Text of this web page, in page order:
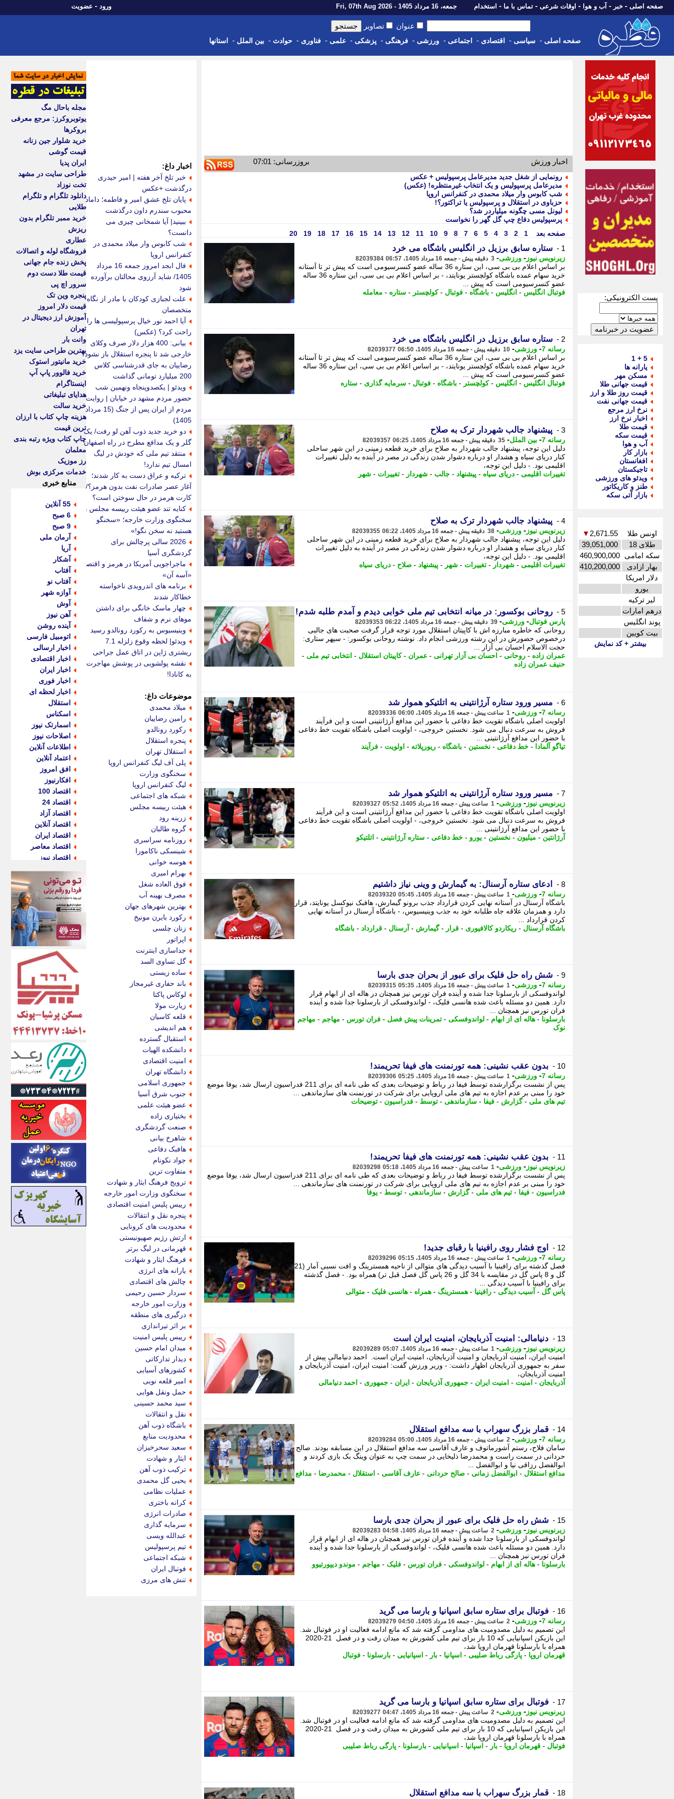
صفحه اصلی - خبر - آب و هوا - اوقات شرعی - تماس با ما - استخدام جمعه، 16 مرداد 1405 - Fri, 07th Aug 2026 ورود - عضویت
عنوان تصاویر
صفحه اصلی - سیاسی - اقتصادی - اجتماعی - ورزشی - فرهنگی - پزشکی - علمی - فناوری - حوادث - بین الملل - استانها
پست الکترونیکی:
5 + 1
یارانه ها
مسکن مهر
قیمت جهانی طلا
قیمت روز طلا و ارز
قیمت جهانی نفت
نرخ ارز مرجع
اخبار نرخ ارز
قیمت طلا
قیمت سکه
آب و هوا
بازار کار
افغانستان
تاجیکستان
ویدئو های ورزشی
طنز و کاریکاتور
بازار آتی سکه
اونس طلا 2,671.55
▼
طلای 18
39,051,000
سکه امامی 460,900,000
بهار ازادی
410,200,000
دلار امریکا
یورو
لیر ترکیه
درهم امارات
پوند انگلیس
بیت کویین
بیشتر + کد نمایش
اخبار ورزش بروزرسانی: 07:01
رونمایی از شغل جدید مدیرعامل پرسپولیس + عکس
مدیرعامل پرسپولیس و یک انتخاب غیرمنتظره! (عکس)
شب کابوس وار میلاد محمدی در کنفرانس اروپا
حزباوی در استقلال و پرسپولیس یا تراکتور؟!
لیونل مسی چگونه میلیاردر شد؟
پرسپولیس دفاع چپ گل گهر را نخواست
صفحه بعد
1
2
3
4
5
6
7
8
9
10
11
12
13
14
15
16
17
18
19
20
1 - ستاره سابق برزیل در انگلیس باشگاه می خرد
زیرنویس نیوز - ورزشی- 3 دقیقه پیش - جمعه 16 مرداد 1405، 06:57 82039384
بر اساس اعلام بی بی سی، این ستاره 36 ساله عضو کنسرسیومی است که پیش تر تا آستانه
خرید سهام عمده باشگاه کولچستر یونایتد، - بر اساس اعلام بی بی سی، این ستاره 36 ساله
عضو کنسرسیومی است که پیش ...
فوتبال انگلیس - انگلیس - باشگاه - فوتبال -کولچستر - ستاره - معامله
2 - ستاره سابق برزیل در انگلیس باشگاه می خرد
رسانه 7 - ورزشی- 10 دقیقه پیش - جمعه 16 مرداد 1405، 06:50 82039377
بر اساس اعلام بی بی سی، این ستاره 36 ساله عضو کنسرسیومی است که پیش تر تا آستانه
خرید سهام عمده باشگاه کولچستر یونایتد، - بر اساس اعلام بی بی سی، این ستاره 36 ساله
عضو کنسرسیومی است که پیش ...
فوتبال انگلیس - انگلیس -کولچستر - باشگاه - فوتبال - سرمایه گذاری - ستاره
3 - پیشنهاد جالب شهردار ترک به صلاح
رسانه 7 - بین الملل- 35 دقیقه پیش - جمعه 16 مرداد 1405، 06:25 82039357
دلیل این توجه، پیشنهاد جالب شهردار به صلاح برای خرید قطعه زمینی در این شهر ساحلی
کنار دریای سیاه و هشدار او درباره دشوار شدن زندگی در مصر در آینده به دلیل تغییرات
اقلیمی بود. - دلیل این توجه،
تغییرات اقلیمی - دریای سیاه - پیشنهاد - جالب - شهردار - تغییرات - شهر
4 - پیشنهاد جالب شهردار ترک به صلاح
زیرنویس نیوز - ورزشی- 38 دقیقه پیش - جمعه 16 مرداد 1405، 06:22 82039355
دلیل این توجه، پیشنهاد جالب شهردار به صلاح برای خرید قطعه زمینی در این شهر ساحلی
کنار دریای سیاه و هشدار او درباره دشوار شدن زندگی در مصر در آینده به دلیل تغییرات
اقلیمی بود. - دلیل این توجه،
تغییرات اقلیمی - شهردار - تغییرات - شهر - پیشنهاد - صلاح - دریای سیاه
5 - روحانی بوکسور: در میانه انتخابی تیم ملی خوابی دیدم و آمدم طلبه شدم!
پارس فوتبال- ورزشی- 39 دقیقه پیش - جمعه 16 مرداد 1405، 06:22 82039353
روحانی که خاطره مبارزه اش با کاپیتان استقلال مورد توجه قرار گرفت صحبت های جالبی
درخصوص حضورش در این رشته ورزشی انجام داد. نوشته روحانی بوکسور: - سپهر ستاری:
حجت الاسلام احسان بی آزار ...
عمران زاده - روحانی - احسان بی آزار تهرانی - عمران -کاپیتان استقلال - انتخابی تیم ملی -
حنیف عمران زاده
6 - مسیر ورود ستاره آرژانتینی به اتلتیکو هموار شد
رسانه 7 - ورزشی- 1 ساعت پیش - جمعه 16 مرداد 1405، 06:00 82039336
اولویت اصلی باشگاه تقویت خط دفاعی با حضور این مدافع آرژانتینی است و این فرآیند
فروش به سرعت دنبال می شود. نخستین خروجی، - اولویت اصلی باشگاه تقویت خط دفاعی
با حضور این مدافع آرژانتینی ...
تیاگو آلمادا - خط دفاعی - نخستین - باشگاه - ریورپلاته - اولویت - فرآیند
7 - مسیر ورود ستاره آرژانتینی به اتلتیکو هموار شد
زیرنویس نیوز - ورزشی- 1 ساعت پیش - جمعه 16 مرداد 1405، 05:52 82039327
اولویت اصلی باشگاه تقویت خط دفاعی با حضور این مدافع آرژانتینی است و این فرآیند
فروش به سرعت دنبال می شود. نخستین خروجی، - اولویت اصلی باشگاه تقویت خط دفاعی
با حضور این مدافع آرژانتینی ...
آرژانتین - میلیون - نخستین - یورو - خط دفاعی - ستاره آرژانتینی - اتلتیکو
8 - ادعای ستاره آرسنال: به گیمارش و وینی نیاز داشتیم
رسانه 7 - ورزشی- 1 ساعت پیش - جمعه 16 مرداد 1405، 05:45 82039320
باشگاه آرسنال در آستانه نهایی کردن قرارداد جذب برونو گیمارش، هافبک نیوکسل یونایتد، قرار
دارد و همزمان علاقه جاه طلبانه خود به جذب وینیسیوس، - باشگاه آرسنال در آستانه نهایی
کردن قرارداد ...
باشگاه آرسنال - ریکاردو کالافیوری - قرار -گیمارش - آرسنال - قرارداد - باشگاه
9 - شش راه حل فلیک برای عبور از بحران جدی بارسا
رسانه 7 - ورزشی- 1 ساعت پیش - جمعه 16 مرداد 1405، 05:35 82039315
لواندوفسکی از بارسلونا جدا شده و آینده فران تورس نیز همچنان در هاله ای از ابهام قرار
دارد. همین دو مسئله باعث شده هانسی فلیک، - لواندوفسکی از بارسلونا جدا شده و آینده
فران تورس نیز همچنان ...
بارسلونا - هاله ای از ابهام - لواندوفسکی - تمرینات پیش فصل - فران تورس - مهاجم - مهاجم
نوک
10 - بدون عقب نشینی: همه تورنمنت های فیفا تحریمند!
رسانه 7 - ورزشی- 1 ساعت پیش - جمعه 16 مرداد 1405، 05:25 82039306
پس از نشست برگزارشده توسط فیفا در رباط و توضیحات بعدی که طی نامه ای برای 211 فدراسیون ارسال شد، یوفا موضع
خود را مبنی بر عدم اجازه به تیم های ملی اروپایی برای شرکت در تورنمنت های سازماندهی ...
تیم های ملی -گزارش - فیفا - سازماندهی - توسط - فدراسیون - توضیحات
11 - بدون عقب نشینی: همه تورنمنت های فیفا تحریمند!
زیرنویس نیوز - ورزشی- 1 ساعت پیش - جمعه 16 مرداد 1405، 05:18 82039298
پس از نشست برگزارشده توسط فیفا در رباط و توضیحات بعدی که طی نامه ای برای 211 فدراسیون ارسال شد، یوفا موضع
خود را مبنی بر عدم اجازه به تیم های ملی اروپایی برای شرکت در تورنمنت های سازماندهی ...
فدراسیون - فیفا - تیم های ملی -گزارش - سازماندهی - توسط - یوفا
12 - اوج فشار روی رافینیا با رقبای جدید!
رسانه 7 - ورزشی- 1 ساعت پیش - جمعه 16 مرداد 1405، 05:15 82039296
فصل گذشته برای رافینیا با آسیب دیدگی های متوالی از ناحیه همسترینگ و افت نسبی آمار (21
گل و 8 پاس گل در مقایسه با 34 گل و 26 پاس گل فصل قبل تر) همراه بود. - فصل گذشته
برای رافینیا با آسیب دیدگی ...
پاس گل - آسیب دیدگی - رافینیا - همسترینگ - همراه - هانسی فلیک - متوالی
13 - دنیامالی: امنیت آذربایجان، امنیت ایران است
زیرنویس نیوز - ورزشی- 1 ساعت پیش - جمعه 16 مرداد 1405، 05:07 82039289
امنیت ایران، امنیت آذربایجان و امنیت آذربایجان، امنیت ایران است. احمد دنیامالی پیش از
سفر به جمهوری آذربایجان اظهار داشت: - وزیر ورزش گفت: امنیت ایران، امنیت آذربایجان و
امنیت آذربایجان،
آذربایجان - امنیت - امنیت ایران - جمهوری آذربایجان - ایران - جمهوری - احمد دنیامالی
14 - قمار بزرگ سهراب با سه مدافع استقلال
رسانه 7 - ورزشی- 2 ساعت پیش - جمعه 16 مرداد 1405، 05:00 82039284
سامان فلاح، رستم آشورماتوف و عارف آقاسی سه مدافع استقلال در این مسابقه بودند. صالح
حردانی در سمت راست و محمدرضا ذلیخایی در سمت چپ به عنوان وینگ بک بازی کردند و
ابوالفضل رزاقی نیا و ابوالفضل ...
مدافع استقلال - ابوالفضل زمانی - صالح حردانی - عارف آقاسی - استقلال - محمدرضا - مدافع
15 - شش راه حل فلیک برای عبور از بحران جدی بارسا
زیرنویس نیوز - ورزشی- 2 ساعت پیش - جمعه 16 مرداد 1405، 04:58 82039283
لواندوفسکی از بارسلونا جدا شده و آینده فران تورس نیز همچنان در هاله ای از ابهام قرار
دارد. همین دو مسئله باعث شده هانسی فلیک، - لواندوفسکی از بارسلونا جدا شده و آینده
فران تورس نیز همچنان ...
بارسلونا - هاله ای از ابهام - لواندوفسکی - فران تورس - فلیک - مهاجم - موندو دیپورتیوو
16 - فوتبال برای ستاره سابق اسپانیا و بارسا می گرید
رسانه 7 - ورزشی- 2 ساعت پیش - جمعه 16 مرداد 1405، 04:50 82039279
این تصمیم به دلیل مصدومیت های مداومی گرفته شد که مانع ادامه فعالیت او در فوتبال شد.
این بازیکن اسپانیایی که 10 بار برای تیم ملی کشورش به میدان رفت و در فصل 21-2020
همراه با بارسلونا قهرمان اروپا شد،
قهرمان اروپا - پارگی رباط صلیبی - اسپانیا - بار - اسپانیایی - بارسلونا - فوتبال
17 - فوتبال برای ستاره سابق اسپانیا و بارسا می گرید
زیرنویس نیوز - ورزشی- 2 ساعت پیش - جمعه 16 مرداد 1405، 04:47 82039277
این تصمیم به دلیل مصدومیت های مداومی گرفته شد که مانع ادامه فعالیت او در فوتبال شد.
این بازیکن اسپانیایی که 10 بار برای تیم ملی کشورش به میدان رفت و در فصل 21-2020
همراه با بارسلونا قهرمان اروپا شد،
فوتبال - قهرمان اروپا - بار - اسپانیا - اسپانیایی - بارسلونا - پارگی رباط صلیبی
18 - قمار بزرگ سهراب با سه مدافع استقلال
اخبار داغ:
خبر تلخ آخر هفته | امیر حیدری
درگذشت +عکس
پایان تلخ عشق امیر و فاطمه؛ داماد
محبوب سندرم داون درگذشت
ببینید| آیا شمخانی چیزی می
دانست؟
شب کابوس وار میلاد محمدی در
کنفرانس اروپا
فال ابجد امروز جمعه 16 مرداد
1405/ شاید آرزوی محالتان برآورده
شود
علت لجبازی کودکان با مادر از نگاه
متخصصان
آیا احمد نور خیال پرسپولیسی ها را
راحت کرد؟ (عکس)
بیانی: 400 هزار دلار صرف وکلای
خارجی شد تا پنجره استقلال باز نشود/
رضاییان به جای قدرشناسی کلاس
200 میلیارد تومانی گذاشت
ویدئو | یکصدوپنجاه ونهمین شب
حضور مردم مشهد در خیابان | روایت
مردم از ایران پس از جنگ (15 مرداد
1405)
دو خرید جدید ذوب آهن لو رفت/ یک
گلر و یک مدافع مطرح در راه اصفهان
منتقد تیم ملی که خودش در لیگ
امسال تیم ندارد!
ترکیه و عراق دست به کار شدند؛
آغاز عصر صادرات نفت بدون هرمز؟/
کارت هرمز در حال سوختن است؟
کنایه تند عضو هیئت رییسه مجلس به
سخنگوی وزارت خارجه؛ «سخنگو
هستید نه سخن نگو!»
2026 سالی پرچالش برای
گردشگری آسیا
ماجراجویی آمریکا در هرمز و اقتصاد
«آسه آن»
برنامه های اندرویدی ناخواسته
خطاکار شدند
چهار ماسک خانگی برای داشتن
موهای نرم و شفاف
وینیسیوس به رکورد رونالدو رسید
ویدئو| لحظه وقوع زلزله 7.1
ریشتری ژاپن در اتاق عمل جراحی
نقشه پولشویی در پوشش مهاجرت
به کانادا!
موضوعات داغ:
میلاد محمدی
رامین رضاییان
رکورد رونالدو
پنجره استقلال
استقلال تهران
پلی آف لیگ کنفرانس اروپا
سخنگوی وزارت
لیگ کنفرانس اروپا
شبکه های اجتماعی
هیئت رییسه مجلس
زرینه رود
گروه طالبان
روزنامه سراسری
شینسکی ناکامورا
هوسه خوانی
بهرام امیری
فوق العاده شغل
مصرف بهینه آب
بهترین شهرهای جهان
رکورد بایرن مونیخ
زنان چلسی
اپراتور
جداسازی اینترنت
گل تساوی السد
ساده زیستی
باند حفاری غیرمجاز
لوکاس پاکتا
زیارت مولا
قلعه کاسیان
هم اندیشی
استقبال گسترده
دانشکده الهیات
امنیت اقتصادی
دانشگاه تهران
جمهوری اسلامی
جنوب شرق آسیا
عضو هیئت علمی
بختیاری زاده
صنعت گردشگری
شاهرخ بیانی
هافبک دفاعی
جواد نکونام
متفاوت ترین
ترویج فرهنگ ایثار و شهادت
سخنگوی وزارت امور خارجه
رییس پلیس امنیت اقتصادی
پنجره نقل و انتقالات
محدودیت های کرونایی
ارتش رژیم صهیونیستی
قهرمانی در لیگ برتر
فرهنگ ایثار و شهادت
یارانه های انرژی
چالش های اقتصادی
سردار حسین رحیمی
وزارت امور خارجه
درگیری های منطقه
بر اثر تیراندازی
رییس پلیس امنیت
میدان امام حسین
دیدار تدارکاتی
کشورهای آسیایی
امیر قلعه نویی
حمل ونقل هوایی
سید محمد حسینی
نقل و انتقالات
باشگاه ذوب آهن
محدودیت منابع
سعید سحرخیزان
ایثار و شهادت
ترکیب ذوب آهن
یحیی گل محمدی
عملیات نظامی
کرانه باختری
صادرات انرژی
سرمایه گذاری
عبدالله ویسی
تیم پرسپولیس
شبکه اجتماعی
فوتبال ایران
تنش های مرزی
مجله باحال مگ
یوتوبروکرز: مرجع معرفی
بروکرها
خرید شلوار جین زنانه
قیمت گوشی
ایران پدیا
طراحی سایت در مشهد
تخت نوزاد
دانلود تلگرام و تلگرام
طلایی
خرید ممبر تلگرام بدون
ریزش
عطاری
فروشگاه لوله و اتصالات
پخش زنده جام جهانی
قیمت طلا دست دوم
سرور اچ پی
پنجره وین تک
قیمت دلار امروز
آموزش ارز دیجیتال در
تهران
وانت بار
بهترین طراحی سایت یزد
خرید مانیتور استوک
خرید فالوور پاپ آپ
اینستاگرام
هدایای تبلیغاتی
خرید سالت
هزینه چاپ کتاب با ارزان
ترین قیمت
چاپ کتاب ویژه رتبه بندی
معلمان
رز موزیک
خدمات مرکزی بوش
منابع خبری
55 آنلاین
6 صبح
9 صبح
آرمان ملی
آریا
آشکار
آفتاب
آفتاب نو
آوازه شهر
آوش
آهن نیوز
آینده روشن
اتومبیل فارسی
اخبار ارسالی
اخبار اقتصادی
اخبار ایران
اخبار فوری
اخبار لحظه ای
استقلال
اسکناس
اسمارتک نیوز
اصلاحات نیوز
اطلاعات آنلاین
اعتماد آنلاین
افق امروز
افکارنیوز
اقتصاد 100
اقتصاد 24
اقتصاد آزاد
اقتصاد آنلاین
اقتصاد ایران
اقتصاد معاصر
اقتصاد نیوز
اکوفارس
اکونگار
اکونیوز
الف
انتشار آنلاین
اندیشه قرن
اندیشه معاصر
اندیشه ها
انرژی پرس
ای استخدام
ایتنا
ایراف
ایران آرت
ایران آنلاین
ایران زندگی
ایران فوری
ایرانی روز
ایرانیتال
ایرنا
ایسکانیوز
ایسنا
ایکنا
ایلنا
اینتیتر
ایونا نیوز
بازتاب آنلاین
باشگاه خبرنگاران
باغستان نیوز
بامبوک
ببین و بخون
بدینسان
بنکر